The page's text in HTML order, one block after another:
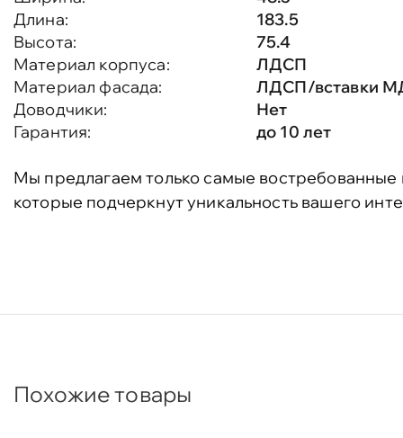
Длина:
183.5
Высота:
75.4
Материал корпуса:
ЛДСП
Материал фасада:
ЛДСП/вставки
Доводчики:
Нет
Гарантия:
до 10 лет
Мы предлагаем только самые востребованные
которые подчеркнут уникальность вашего
Похожие товары